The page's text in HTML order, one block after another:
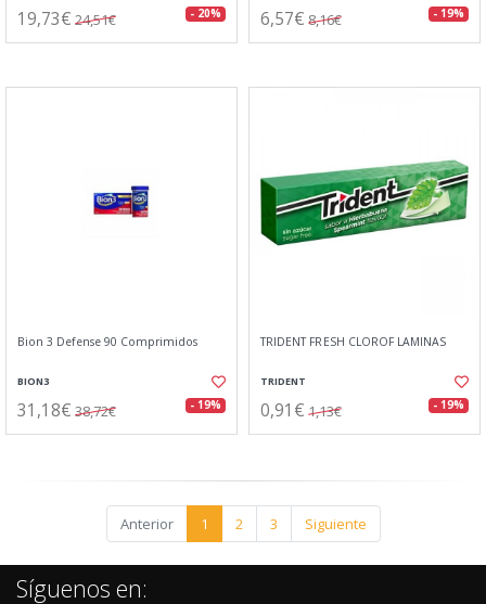
19,73€ 24,51€ - 20% 6,57€ 8,16€ - 19%
Bion 3 Defense 90 Comprimidos
BION3
31,18€ 38,72€ - 19%
TRIDENT FRESH CLOROF LAMINAS
TRIDENT
0,91€ 1,13€ - 19%
Anterior 1 2 3 Siguiente
Síguenos en: